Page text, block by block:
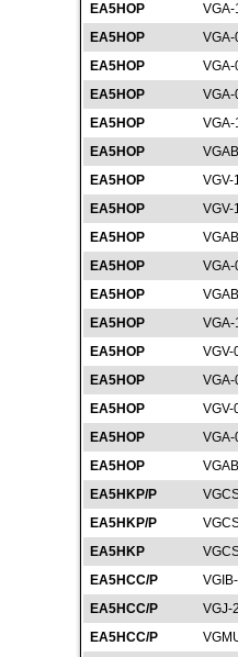
EA5HOP
EA5HOP
EA5HOP
EA5HOP
EA5HOP
EA5HOP
EA5HOP
VGV-
EA5HOP
VGV-
EA5HOP
EA5HOP
EA5HOP
EA5HOP
EA5HOP
VGV-
EA5HOP
EA5HOP
VGV-
EA5HOP
EA5HOP
EA5HKP/P
EA5HKP/P
EA5HKP
EA5HCC/P
EA5HCC/P
VGJ-
EA5HCC/P